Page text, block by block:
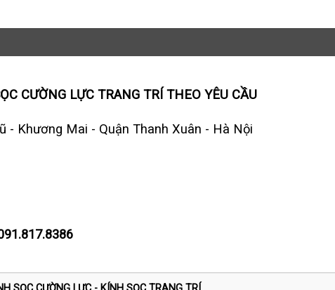
CƯỜNG LỰC TRANG TRÍ THEO YÊU CẦU
- Khương Mai - Quận Thanh Xuân - Hà Nội